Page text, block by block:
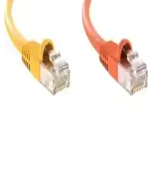
İRENİS CAT6 yassı ve Vetech Cat7 Ethernet
özellikleri, hızları ve kullanıcı deneyimleri
doğru kablo seçiminde rehberlik sağlar.
Vetech Cat7 15 Metre Ethernet
Hızlı ve Stabil Bağlantı Çözümü
Vetech'in 15 metre Cat7 Ethernet kablosu,
gecikme ve dayanıklılığıyla modern internet